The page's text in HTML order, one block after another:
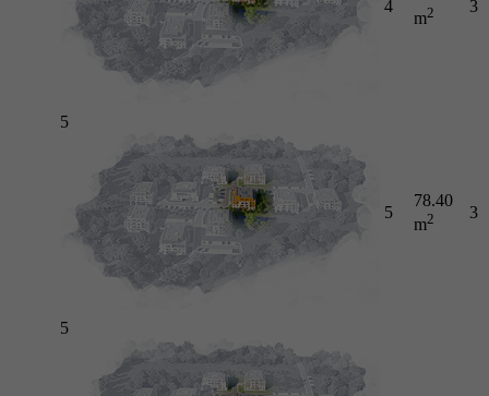
4
m2 3
5
5
78.40
m2 3
5